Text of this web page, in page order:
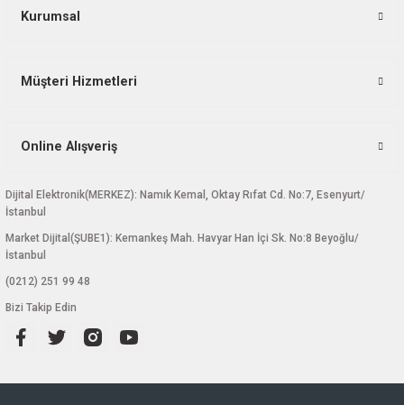
Bu ürüne benzer farklı alternatifler olmalı.
Kurumsal
Müşteri Hizmetleri
Online Alışveriş
Dijital Elektronik(MERKEZ): Namık Kemal, Oktay Rıfat Cd. No:7, Esenyurt/
İstanbul
Market Dijital(ŞUBE1): Kemankeş Mah. Havyar Han İçi Sk. No:8 Beyoğlu/
İstanbul
(0212) 251 99 48
Bizi Takip Edin